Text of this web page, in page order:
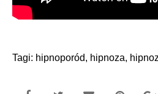
Tagi: hipnoporód, hipnoza,